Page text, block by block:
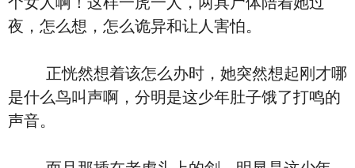
夜，怎么想，怎么诡异和让人害怕。
正恍然想着该怎么办时，她突然想起刚才哪
是什么鸟叫声啊，分明是这少年肚子饿了打鸣的
声音。